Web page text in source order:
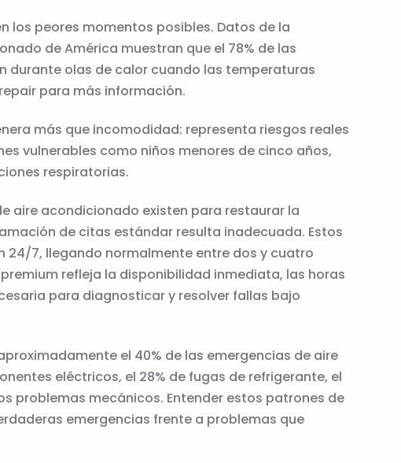
los peores momentos posibles. Datos de la
de América muestran que el 78% de las
durante olas de calor cuando las temperaturas
para más información.
más que incomodidad: representa riesgos reales
vulnerables como niños menores de cinco años,
respiratorias.
aire acondicionado existen para restaurar la
de citas estándar resulta inadecuada. Estos
24/7, llegando normalmente entre dos y cuatro
refleja la disponibilidad inmediata, las horas
para diagnosticar y resolver fallas bajo
el 40% de las emergencias de aire
eléctricos, el 28% de fugas de refrigerante, el
problemas mecánicos. Entender estos patrones de
emergencias frente a problemas que